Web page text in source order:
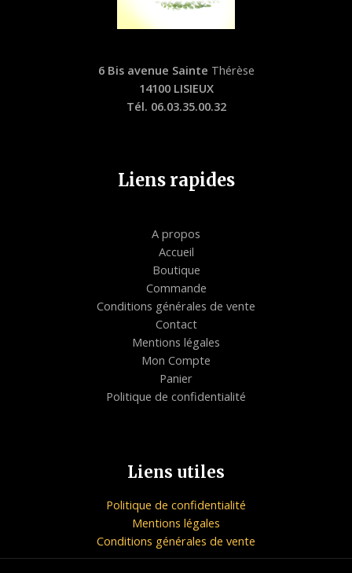
6 Bis avenue Sainte Thérèse
14100 LISIEUX
Tél. 06.03.35.00.32
Liens rapides
A propos
Accueil
Boutique
Commande
Conditions générales de vente
Contact
Mentions légales
Mon Compte
Panier
Politique de confidentialité
Liens utiles
Politique de confidentialité
Mentions légales
Conditions générales de vente